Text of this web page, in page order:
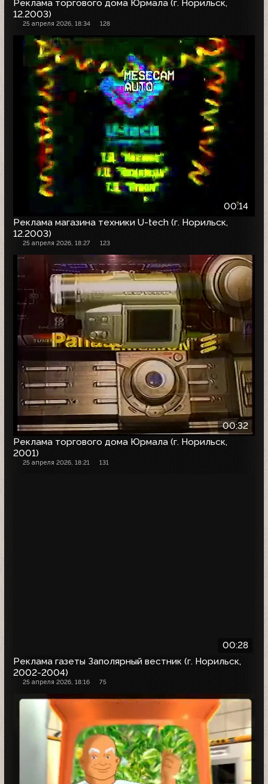
Реклама торгового дома Юрмала (г. Норильск,
12.2003)
25 апреля 2026, 18:34 128
00:14
Реклама магазина техники U-tech (г. Норильск,
12.2003)
25 апреля 2026, 18:27 123
00:32
Реклама торгового дома Юрмала (г. Норильск,
2001)
25 апреля 2026, 18:21 131
00:28
Реклама газеты Заполярный вестник (г. Норильск,
2002-2004)
25 апреля 2026, 18:16 75